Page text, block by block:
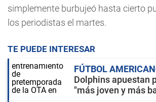
simplemente burbujeó hasta cierto
los periodistas el martes.
TE PUEDE INTERESAR
FÚTBOL
Dolphins apuestan
"más joven y más